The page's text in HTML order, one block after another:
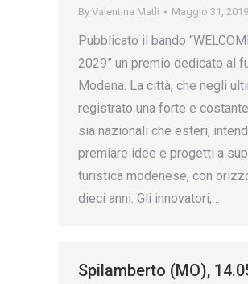
By Valentina Matli Maggio 31, 2019
Pubblicato il bando
2029” un premio dedicato al
Modena. La città, che negli
registrato una forte e
sia nazionali che esteri,
premiare idee e progetti a
turistica modenese, con
dieci anni. Gli innovatori,…
Spilamberto (MO),